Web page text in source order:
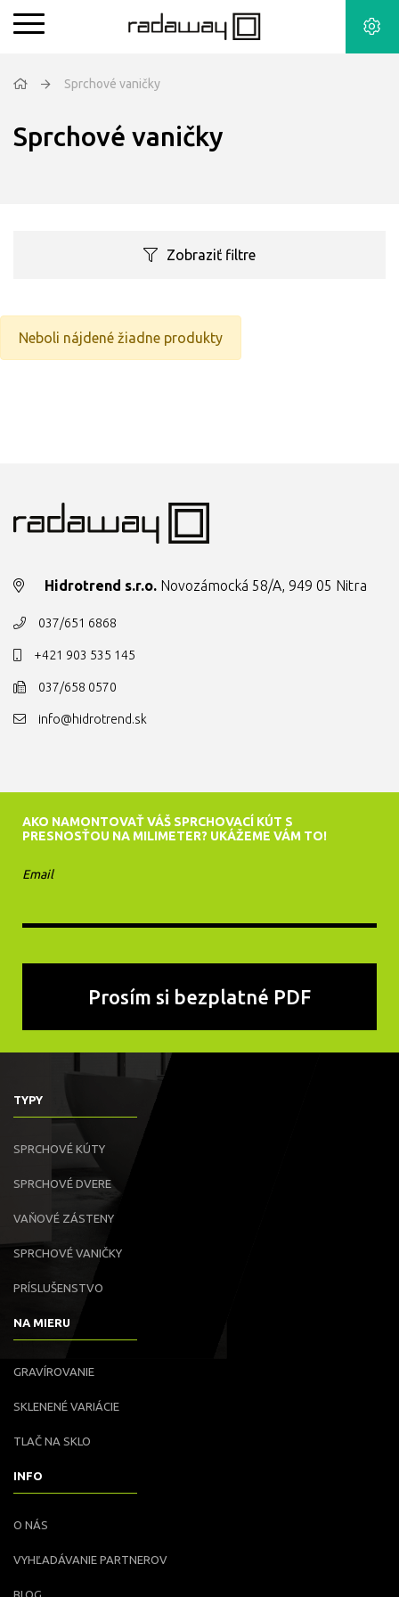
Sprchové vaničky
Sprchové vaničky
Zobraziť filtre
Neboli nájdené žiadne produkty
Hidrotrend s.r.o. Novozámocká 58/A, 949 05 Nitra
037/651 6868
+421 903 535 145
037/658 0570
info@hidrotrend.sk
TYPY
SPRCHOVÉ KÚTY
SPRCHOVÉ DVERE
VAŇOVÉ ZÁSTENY
SPRCHOVÉ VANIČKY
PRÍSLUŠENSTVO
NA MIERU
GRAVÍROVANIE
SKLENENÉ VARIÁCIE
TLAČ NA SKLO
INFO
O NÁS
VYHĽADÁVANIE PARTNEROV
BLOG
AKO NAMONTOVAŤ VÁŠ SPRCHOVACÍ KÚT S
PRESNOSŤOU NA MILIMETER? UKÁŽEME VÁM TO!
Email